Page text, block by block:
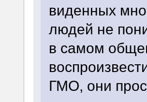
виденных
людей не
в самом
ГМО, они